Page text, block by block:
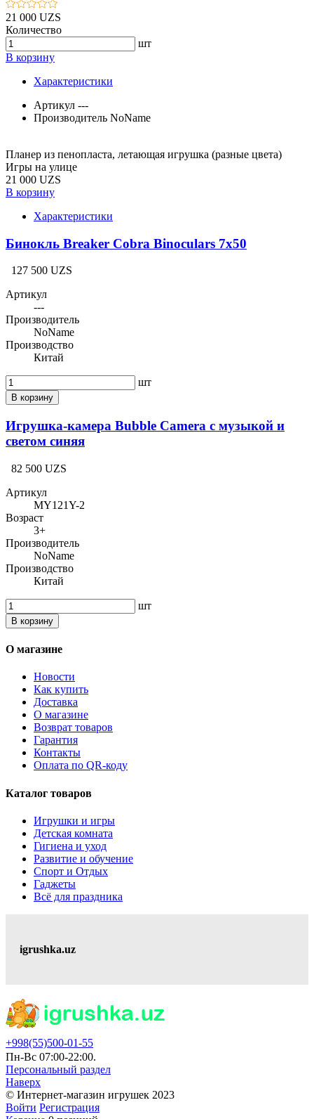
21 000 UZS
Количество
шт
В корзину
Характеристики
Артикул ---
Производитель NoName
Планер из пенопласта, летающая игрушка (разные цвета)
Игры на улице
21 000 UZS
В корзину
Характеристики
Бинокль Breaker Cobra Binoculars 7х50
127 500 UZS
Артикул
---
Производитель
NoName
Производство
Китай
шт
В корзину
Игрушка-камера Bubble Camera с музыкой и
светом синяя
82 500 UZS
Артикул
MY121Y-2
Возраст
3+
Производитель
NoName
Производство
Китай
шт
В корзину
О магазине
Новости
Как купить
Доставка
О магазине
Возврат товаров
Гарантия
Контакты
Оплата по QR-коду
Каталог товаров
Игрушки и игры
Детская комната
Гигиена и уход
Развитие и обучение
Спорт и Отдых
Гаджеты
Всё для праздника
igrushka.uz
+998(55)500-01-55
Пн-Вс 07:00-22:00.
Персональный раздел
Наверх
© Интернет-магазин игрушек 2023
Войти Регистрация